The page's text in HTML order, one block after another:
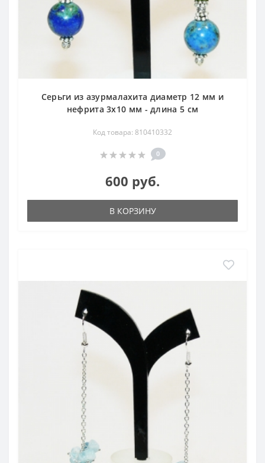
Серьги из азурмалахита диаметр 12 мм и
нефрита 3х10 мм - длина 5 см
Код товара: 810410332
0
600 руб.
В КОРЗИНУ